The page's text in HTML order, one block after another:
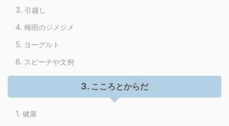
引越し
梅雨のジメジメ
ヨーグルト
スピーチや文例
こころとからだ
健康